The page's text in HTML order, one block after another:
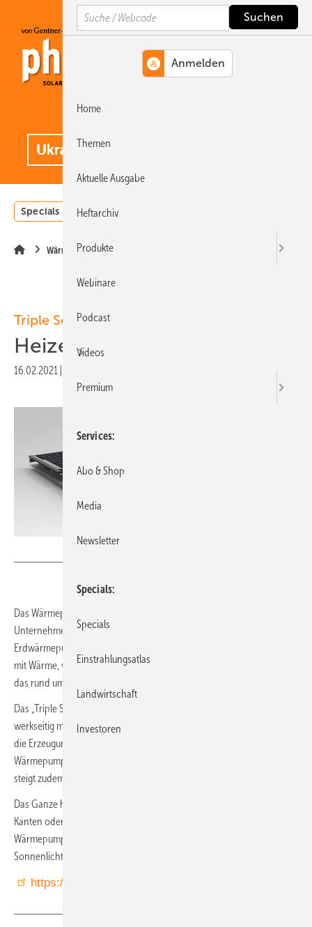
Hauptinhalt
Hauptmenü
SiteSearch
Specials Einstrahlungsatlas
Wärme
Triple Solar
Heizen mit PVT-Kollektoren
16.02.2021
Das Wärmepumpen-Kollektorsystem vom niederländischen
Unternehmen Triple Solar besteht aus einem PVT-Kollektor und einer
Erdwärmepumpe. Dies ermöglicht es, ein Haus ohne Gas nachhaltig
mit Wärme, warmem Leitungswasser und Strom zu versorgen – und
das rund um die Uhr.
Das „Triple Solar Panel“ besteht aus einem thermischen Abschnitt, der
werkseitig mit einem Photovoltaikpaneel laminiert ist. Dies ermöglicht
die Erzeugung von Wärme und Strom in Kombination mit einer
Wärmepumpe. Und da die Sonnenwärme vom Paneel abgeführt wird,
steigt zudem der Wirkungsgrad des Solarmoduls.
Das Ganze hat das Aussehen eines normalen Solarmoduls ohne
Kanten oder Klemmen. Die Paneele dienen als Quelle für die
Wärmepumpe, die Energie aus der Außenluft, dem Tageslicht und dem
Sonnenlicht bezieht.
https://triplesolar.eu/de/
Search
Home
Themen
Aktuelle Ausgabe
Heftarchiv
Produkte
Webinare
Podcast
Videos
Premium
Services
Abo & Shop
Media
Newsletter
Specials
Specials
Einstrahlungsatlas
Landwirtschaft
Investoren